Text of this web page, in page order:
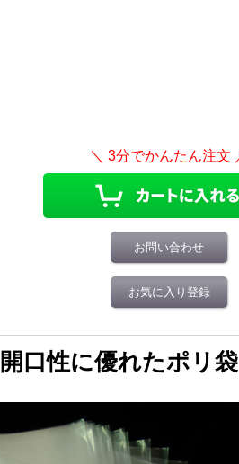
お問い合わせ
お気に入り登録
口性に優れたポリ袋